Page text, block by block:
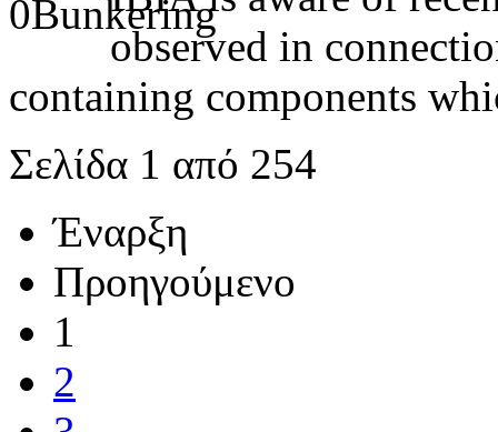
observed in
containing components
Σελίδα 1 από 254
Έναρξη
Προηγούμενο
1
2